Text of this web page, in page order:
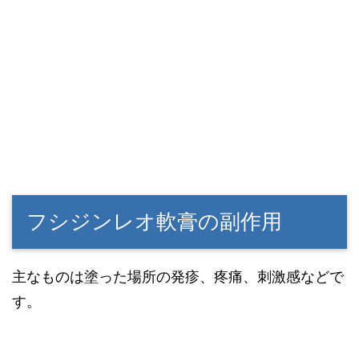
フシジンレオ軟膏の副作用
主なものは塗った場所の発疹、疼痛、刺激感などで
す。